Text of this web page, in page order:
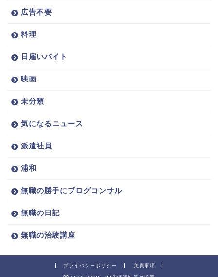
広告不要
料理
日雇いバイト
映画
未分類
気になるニュース
派遣社員
浦和
無職の勝手にブログコンサル
無職の日記
無職の治験講座
プライバシーポリシー 免責事項